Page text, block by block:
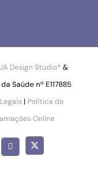
JA Design Studio®&
Saúde nº E117885
| Política de
Online
SoundCloud
X